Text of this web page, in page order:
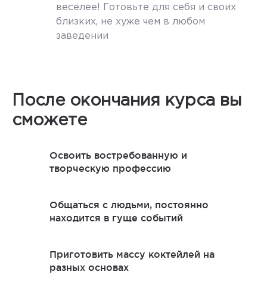
веселее! Готовьте для себя и своих
близких, не хуже чем в любом
заведении
После окончания курса вы
сможете
Освоить востребованную и
творческую профессию
Общаться с людьми, постоянно
находится в гуще событий
Приготовить массу коктейлей на
разных основах